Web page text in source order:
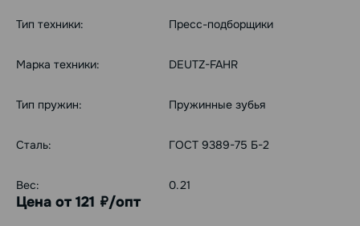
Тип техники: Пресс-подборщики
Марка техники: DEUTZ-FAHR
Тип пружин: Пружинные зубья
Сталь: ГОСТ 9389-75 Б-2
Вес: 0.21
Цена от 121 руб./опт